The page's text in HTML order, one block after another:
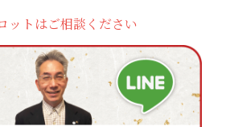
ットはご相談ください